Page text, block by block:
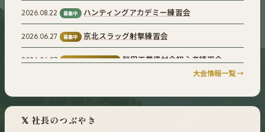
2026.08.22 募集中 ハンティングアカデミー練習会
2026.06.27 募集中 京北スラッグ射撃練習会
2026.06.27 予約必須（お申込み順） 猟用工業資材会初心者練習会
2026.06.20 オープン参加 若葉会
大会情報一覧 →
𝕏 社長のつぶやき